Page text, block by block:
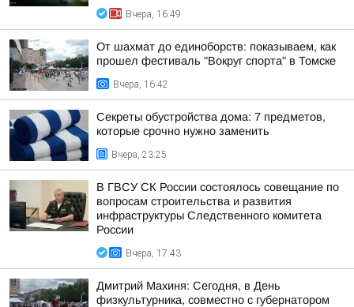
Вчера, 16:49
От шахмат до единоборств: показываем, как
прошел фестиваль "Вокруг спорта" в Томске
Вчера, 16:42
Секреты обустройства дома: 7 предметов,
которые срочно нужно заменить
Вчера, 23:25
В ГВСУ СК России состоялось совещание по
вопросам строительства и развития
инфраструктуры Следственного комитета
России
Вчера, 17:43
Дмитрий Махиня: Сегодня, в День
физкультурника, совместно с губернатором